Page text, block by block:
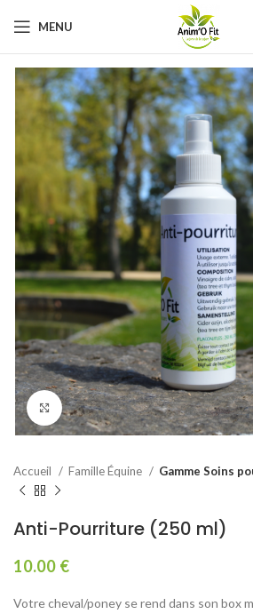
MENU
Agrandir
Accueil Famille Équine Gamme Soins
Anti-Pourriture (250 ml)
10.00 €
Votre cheval/poney se rend dans son box